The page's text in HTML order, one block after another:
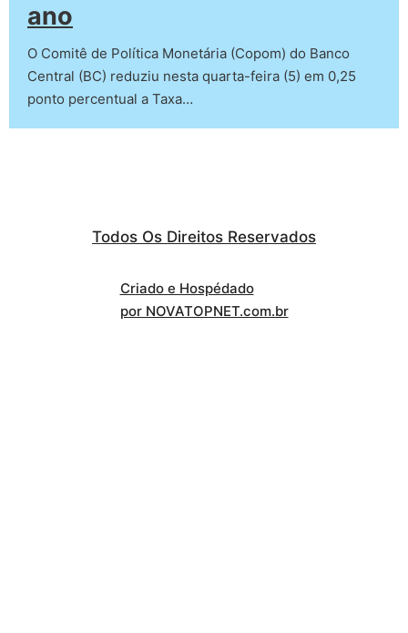
ano
O Comitê de Política Monetária (Copom) do Banco
Central (BC) reduziu nesta quarta-feira (5) em 0,25
ponto percentual a Taxa…
Todos Os Direitos Reservados
Criado e Hospédado
por NOVATOPNET.com.br